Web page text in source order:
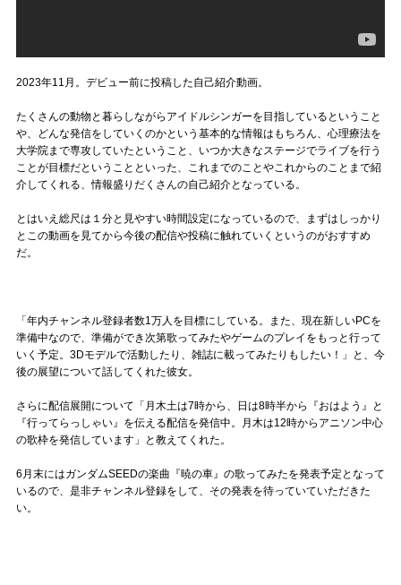
2023年11月。デビュー前に投稿した自己紹介動画。
たくさんの動物と暮らしながらアイドルシンガーを目指しているということ
や、どんな発信をしていくのかという基本的な情報はもちろん、心理療法を
大学院まで専攻していたということ、いつか大きなステージでライブを行う
ことが目標だということといった、これまでのことやこれからのことまで紹
介してくれる、情報盛りだくさんの自己紹介となっている。
とはいえ総尺は１分と見やすい時間設定になっているので、まずはしっかり
とこの動画を見てから今後の配信や投稿に触れていくというのがおすすめ
だ。
「年内チャンネル登録者数1万人を目標にしている。また、現在新しいPCを
準備中なので、準備ができ次第歌ってみたやゲームのプレイをもっと行って
いく予定。3Dモデルで活動したり、雑誌に載ってみたりもしたい！」と、今
後の展望について話してくれた彼女。
さらに配信展開について「月木土は7時から、日は8時半から『おはよう』と
『行ってらっしゃい』を伝える配信を発信中。月木は12時からアニソン中心
の歌枠を発信しています」と教えてくれた。
6月末にはガンダムSEEDの楽曲『暁の車』の歌ってみたを発表予定となって
いるので、是非チャンネル登録をして、その発表を待っていていただきた
い。